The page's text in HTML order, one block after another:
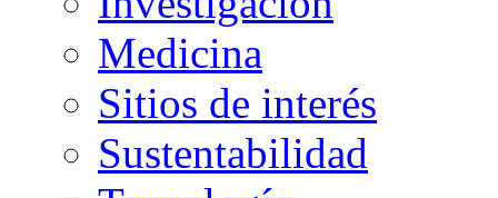
Medicina
Sitios de interés
Sustentabilidad